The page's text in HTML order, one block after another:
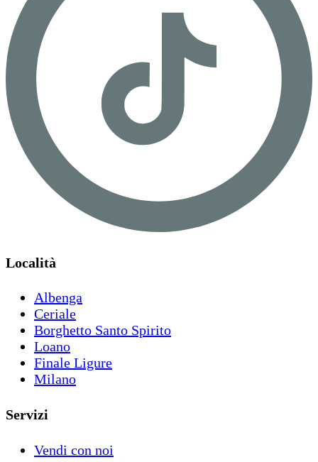
Località
Albenga
Ceriale
Borghetto Santo Spirito
Loano
Finale Ligure
Milano
Servizi
Vendi con noi